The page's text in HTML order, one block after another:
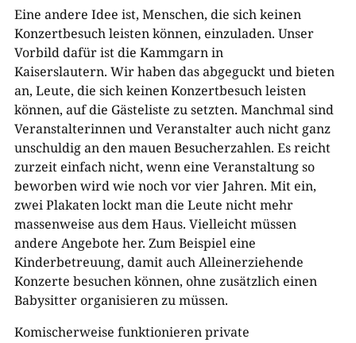
Eine andere Idee ist, Menschen, die sich keinen
Konzertbesuch leisten können, einzuladen. Unser
Vorbild dafür ist die Kammgarn in
Kaiserslautern. Wir haben das abgeguckt und bieten
an, Leute, die sich keinen Konzertbesuch leisten
können, auf die Gästeliste zu setzten. Manchmal sind
Veranstalterinnen und Veranstalter auch nicht ganz
unschuldig an den mauen Besucherzahlen. Es reicht
zurzeit einfach nicht, wenn eine Veranstaltung so
beworben wird wie noch vor vier Jahren. Mit ein,
zwei Plakaten lockt man die Leute nicht mehr
massenweise aus dem Haus. Vielleicht müssen
andere Angebote her. Zum Beispiel eine
Kinderbetreuung, damit auch Alleinerziehende
Konzerte besuchen können, ohne zusätzlich einen
Babysitter organisieren zu müssen.
Komischerweise funktionieren private